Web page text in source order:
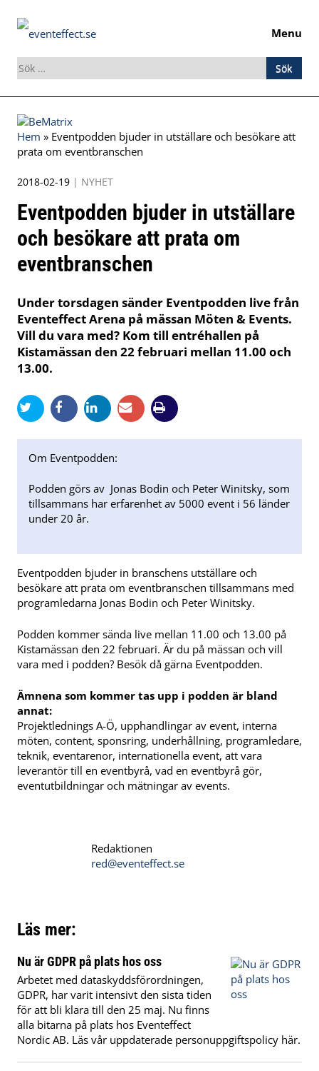
Menu
Sök
efter:
Skip
to
content
Hem » Eventpodden bjuder in utställare och besökare att
prata om eventbranschen
2018-02-19 | NYHET
Eventpodden bjuder in utställare
och besökare att prata om
eventbranschen
Under torsdagen sänder Eventpodden live från
Eventeffect Arena på mässan Möten & Events.
Vill du vara med? Kom till entréhallen på
Kistamässan den 22 februari mellan 11.00 och
13.00.
Om Eventpodden:
Podden görs av Jonas Bodin och Peter Winitsky, som
tillsammans har erfarenhet av 5000 event i 56 länder
under 20 år.
Eventpodden bjuder in branschens utställare och
besökare att prata om eventbranschen tillsammans med
programledarna Jonas Bodin och Peter Winitsky.
Podden kommer sända live mellan 11.00 och 13.00 på
Kistamässan den 22 februari. Är du på mässan och vill
vara med i podden? Besök då gärna Eventpodden.
Ämnena som kommer tas upp i podden är bland
annat:
Projektlednings A-Ö, upphandlingar av event, interna
möten, content, sponsring, underhållning, programledare,
teknik, eventarenor, internationella event, att vara
leverantör till en eventbyrå, vad en eventbyrå gör,
eventutbildningar och mätningar av events.
Redaktionen
red@eventeffect.se
Läs mer:
Nu är GDPR på plats hos oss
Arbetet med dataskyddsförordningen,
GDPR, har varit intensivt den sista tiden
för att bli klara till den 25 maj. Nu finns
alla bitarna på plats hos Eventeffect
Nordic AB. Läs vår uppdaterade personuppgiftspolicy här.